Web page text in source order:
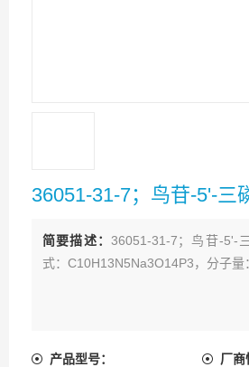
36051-31-7；鸟苷-5'-三
简要描述：36051-31-7；鸟苷-5'-
式：C10H13N5Na3O14P3，分子量
产品型号： 厂商